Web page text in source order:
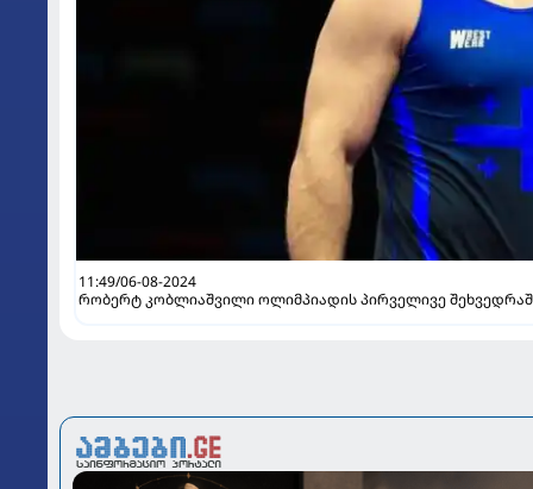
11:49/06-08-2024
რობერტ კობლიაშვილი ოლიმპიადის პირველივე